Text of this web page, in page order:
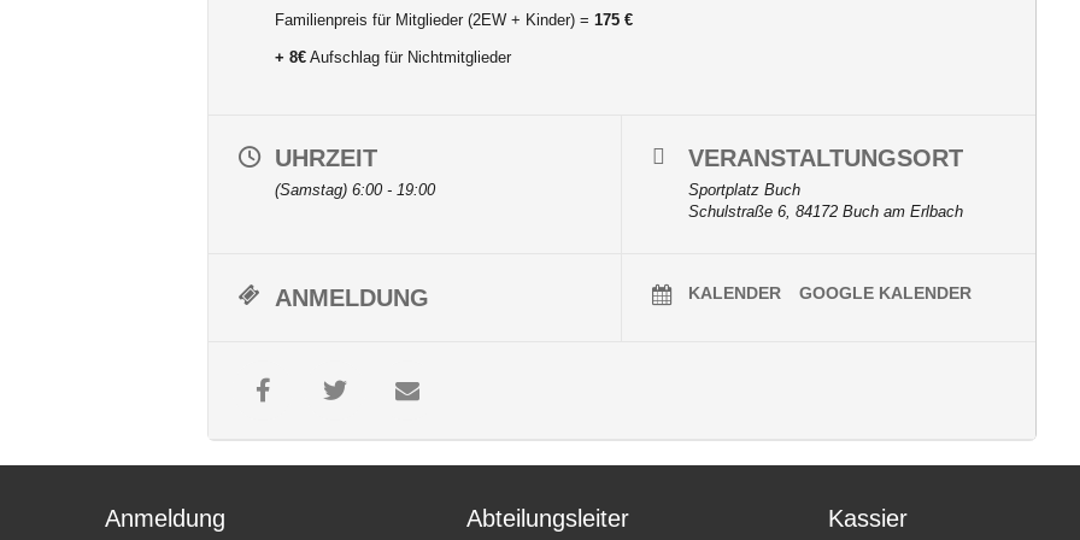
Familienpreis für Mitglieder (2EW + Kinder) = 175 €
+ 8€ Aufschlag für Nichtmitglieder
UHRZEIT
(Samstag) 6:00 - 19:00
VERANSTALTUNGSORT
Sportplatz Buch
Schulstraße 6, 84172 Buch am Erlbach
ANMELDUNG KALENDER GOOGLE KALENDER
Anmeldung Abteilungsleiter Kassier